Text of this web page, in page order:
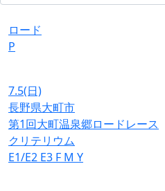
ロード
P
7.5(日)
長野県大町市
第1回大町温泉郷ロードレース
クリテリウム
E1/E2 E3 F M Y